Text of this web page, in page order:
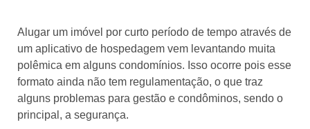
Alugar um imóvel por curto período de tempo através de
um aplicativo de hospedagem vem levantando muita
polêmica em alguns condomínios. Isso ocorre pois esse
formato ainda não tem regulamentação, o que traz
alguns problemas para gestão e condôminos, sendo o
principal, a segurança.